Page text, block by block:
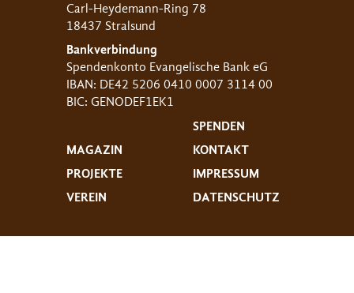
Carl-Heydemann-Ring 78
18437 Stralsund
Bankverbindung
Spendenkonto Evangelische Bank eG
IBAN: DE42 5206 0410 0007 3114 00
BIC: GENODEF1EK1
MAGAZIN
PROJEKTE
VEREIN
SPENDEN
KONTAKT
IMPRESSUM
DATENSCHUTZ